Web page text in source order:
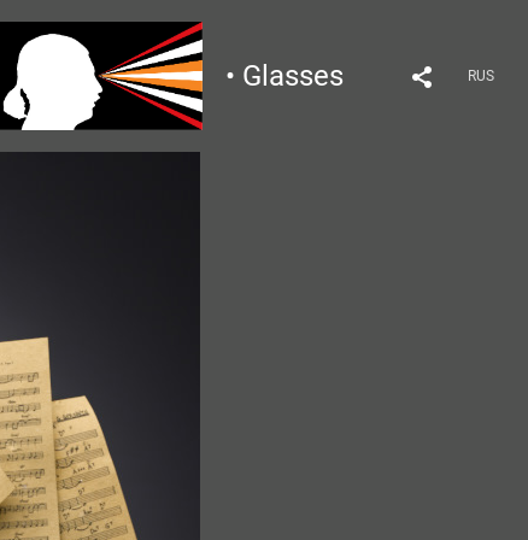
• Glasses RUS